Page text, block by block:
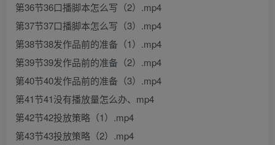
第36节36口播脚本怎么写（2）.mp4
第37节37口播脚本怎么写（3）.mp4
第38节38发作品前的准备（1）.mp4
第39节39发作品前的准备（2）.mp4
第40节40发作品前的准备（3）.mp4
第41节41没有播放量怎么办、mp4
第42节42投放策略（1）.mp4
第43节43投放策略（2）.mp4